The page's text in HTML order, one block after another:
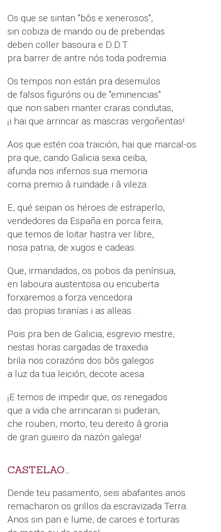
Os que se sintan "bôs e xenerosos",
sin cobiza de mando ou de prebendas
deben coller basoura e D.D.T.
pra barrer de antre nós toda podremia.
Os tempos non están pra desemulos
de falsos figuróns ou de "eminencias"
que non saben manter craras condutas,
¡i hai que arrincar as mascras vergoñentas!
Aos que estén coa traición, hai que marcal-os
pra que, cando Galicia sexa ceiba,
afunda nos infernos sua memoria
coma premio â ruindade i â vileza.
E, qué seipan os héroes de estraperlo,
vendedores da España en porca feira,
que temos de loitar hastra ver libre,
nosa patria, de xugos e cadeas.
Que, irmandados, os pobos da penínsua,
en laboura austentosa ou encuberta
forxaremos a forza vencedora
das propias tiranías i as alleas...
Pois pra ben de Galicia, esgrevio mestre,
nestas horas cargadas de traxedia
brila nos corazóns dos bôs galegos
a luz da tua leición, decote acesa.
¡E temos de impedir que, os renegados
que a vida che arrincaran si puderan,
che rouben, morto, teu dereito â groria
de gran guieiro da nazón galega!
CASTELAO...
Dende teu pasamento, seis abafantes anos
remacharon os grillos da escravizada Terra.
Anos sin pan e lume, de carces e torturas